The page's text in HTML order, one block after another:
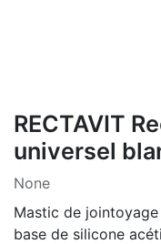
RECTAVIT
universel
None
Mastic de
base de silicone